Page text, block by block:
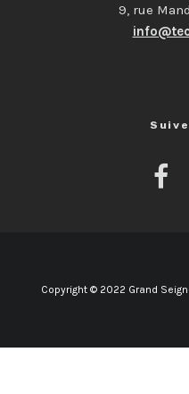
9, rue
Copyright © 2022 Grand